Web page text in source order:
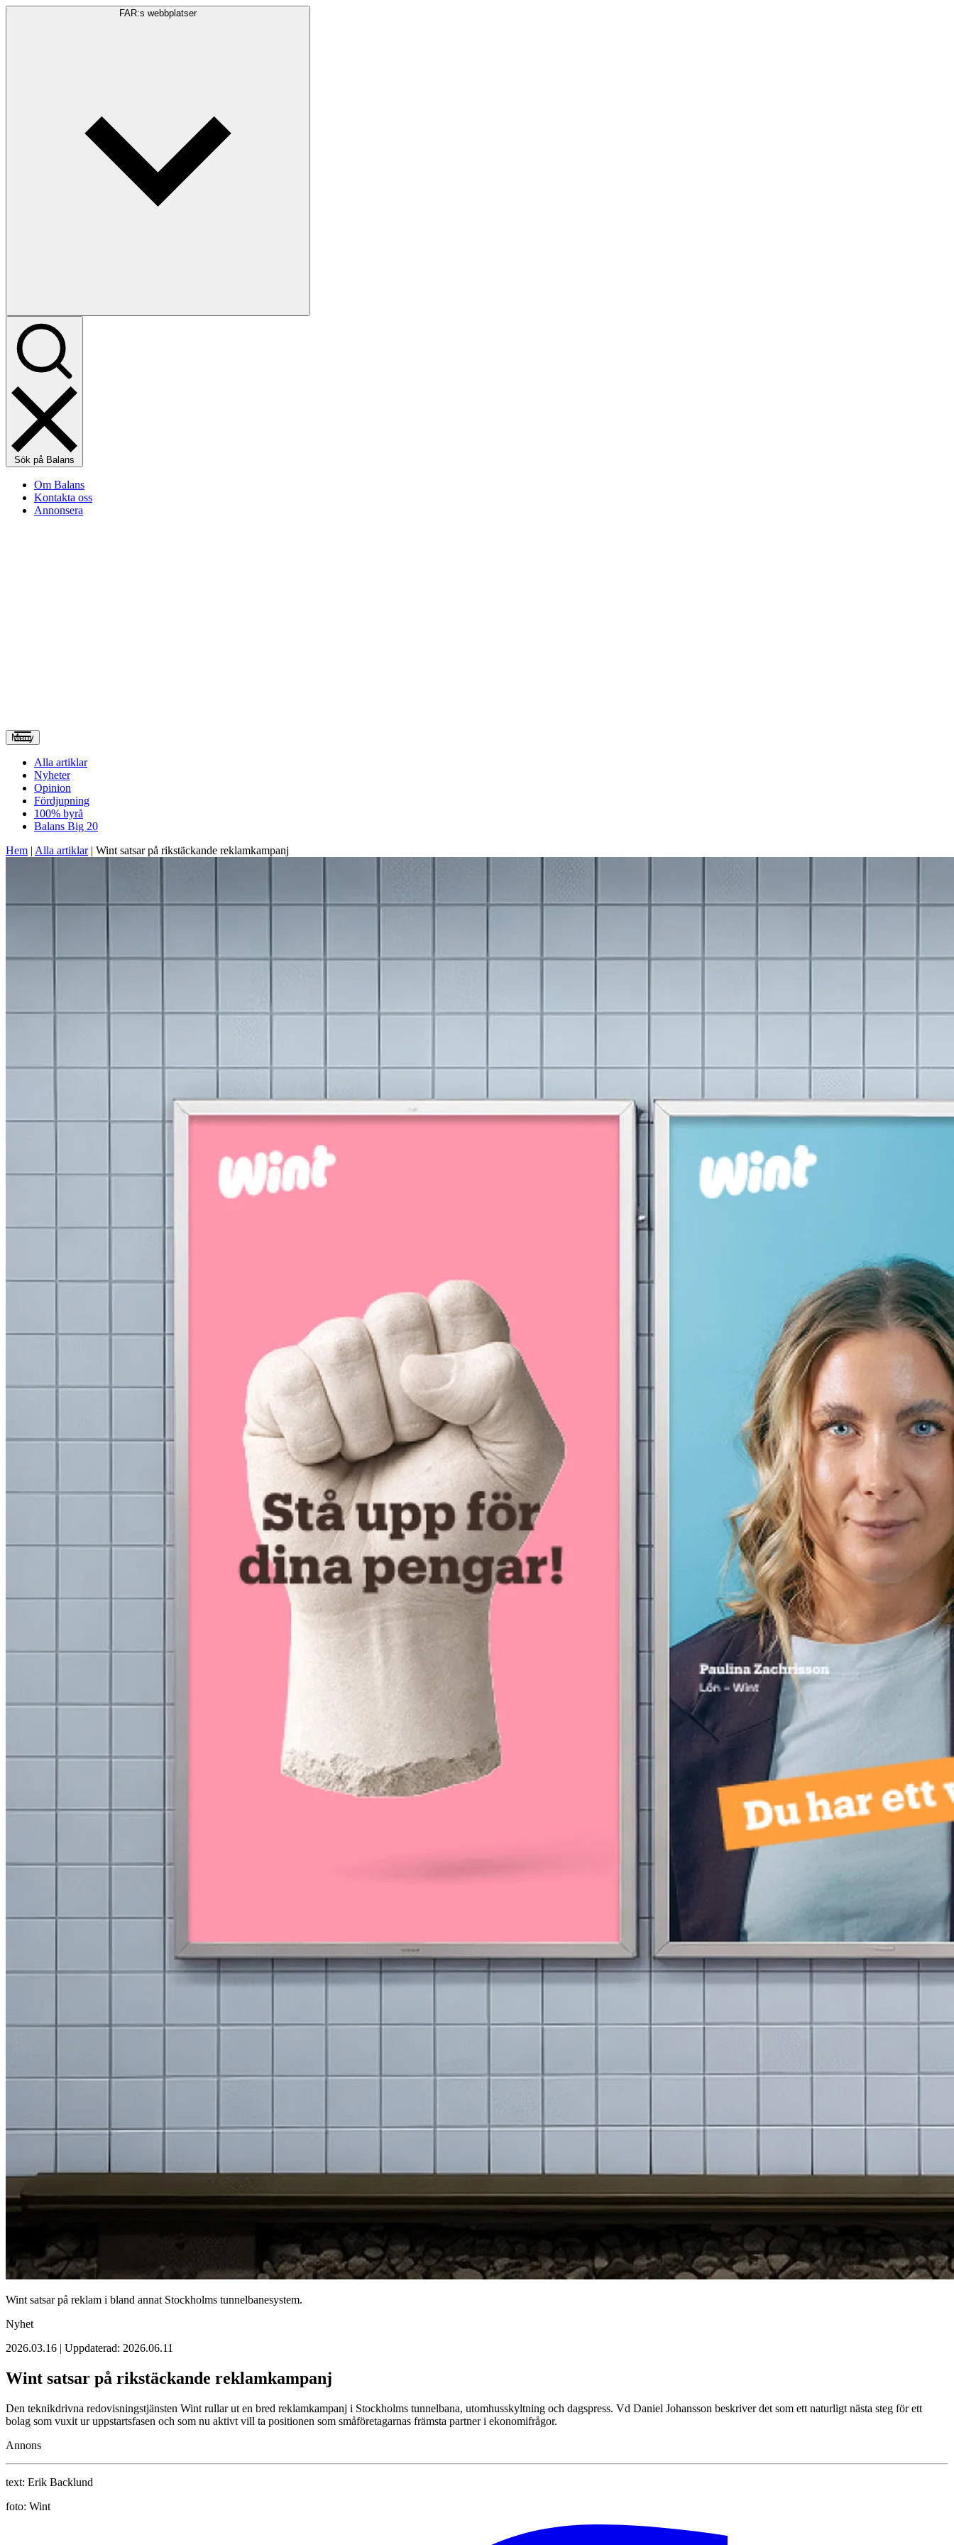
FAR:s webbplatser
Sök på Balans
Om Balans
Kontakta oss
Annonsera
Meny
Alla artiklar
Nyheter
Opinion
Fördjupning
100% byrå
Balans Big 20
Hem | Alla artiklar| Wint satsar på rikstäckande reklamkampanj
Wint satsar på reklam i bland annat Stockholms tunnelbanesystem.
Nyhet
2026.03.16 | Uppdaterad: 2026.06.11
Wint satsar på rikstäckande reklamkampanj
Den teknikdrivna redovisningstjänsten Wint rullar ut en bred reklamkampanj i Stockholms tunnelbana, utomhusskyltning och dagspress. Vd Daniel Johansson beskriver det som ett naturligt nästa steg för ett
bolag som vuxit ur uppstartsfasen och som nu aktivt vill ta positionen som småföretagarnas främsta partner i ekonomifrågor.
Annons
text: Erik Backlund
foto: Wint